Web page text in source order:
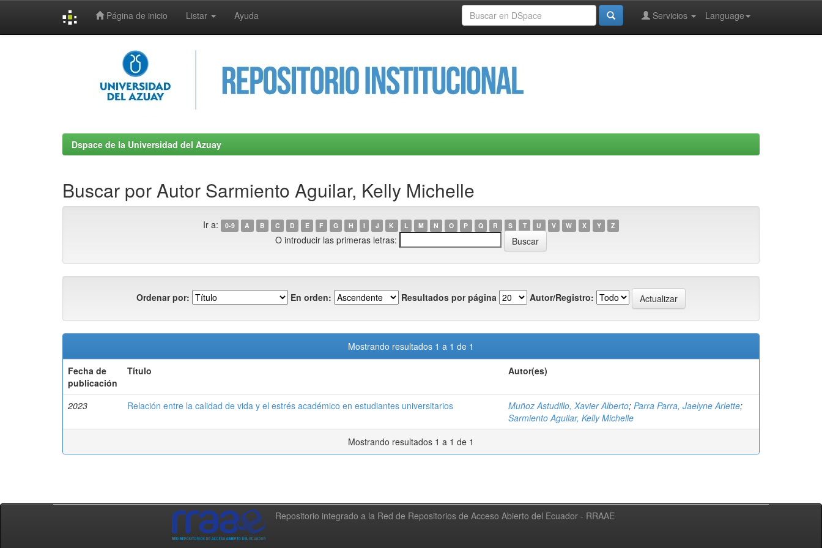
Página de inicio Listar Ayuda Language
Servicios
Dspace de la Universidad del Azuay
Buscar por Autor Sarmiento Aguilar, Kelly Michelle
Ir a: 0-9 A B C D E F G H I J K L M N O P Q R S T U V W X Y Z
O introducir las primeras letras:
Ordenar por: En orden: Resultados por página Autor/Registro:
Mostrando resultados 1 a 1 de 1
Fecha de
publicación
Título Autor(es)
2023 Relación entre la calidad de vida y el estrés académico en estudiantes universitarios Muñoz Astudillo, Xavier Alberto; Parra Parra, Jaelyne Arlette;
Sarmiento Aguilar, Kelly Michelle
Mostrando resultados 1 a 1 de 1
Repositorio integrado a la Red de Repositorios de Acceso Abierto del Ecuador - RRAAE